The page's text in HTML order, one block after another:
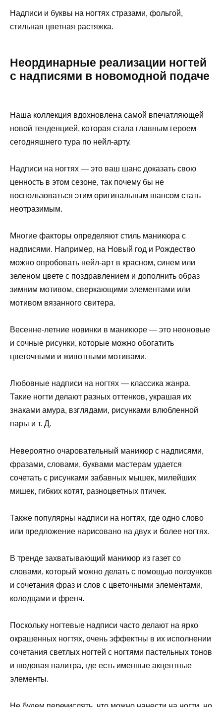
Надписи и буквы на ногтях стразами, фольгой,
стильная цветная растяжка.
Неординарные реализации ногтей
с надписями в новомодной подаче
Наша коллекция вдохновлена ​​самой впечатляющей
новой тенденцией, которая стала главным героем
сегодняшнего тура по нейл-арту.
Надписи на ногтях — это ваш шанс доказать свою
ценность в этом сезоне, так почему бы не
воспользоваться этим оригинальным шансом стать
неотразимым.
Многие факторы определяют стиль маникюра с
надписями. Например, на Новый год и Рождество
можно опробовать нейл-арт в красном, синем или
зеленом цвете с поздравлением и дополнить образ
зимним мотивом, сверкающими элементами или
мотивом вязанного свитера.
Весенне-летние новинки в маникюре — это неоновые
и сочные рисунки, которые можно обогатить
цветочными и животными мотивами.
Любовные надписи на ногтях — классика жанра.
Такие ногти делают разных оттенков, украшая их
знаками амура, взглядами, рисунками влюбленной
пары и т. Д.
Невероятно очаровательный маникюр с надписями,
фразами, словами, буквами мастерам удается
сочетать с рисунками забавных мышек, милейших
мишек, гибких котят, разноцветных птичек.
Также популярны надписи на ногтях, где одно слово
или предложение нарисовано на двух и более ногтях.
В тренде захватывающий маникюр из газет со
словами, который можно делать с помощью ползунков
и сочетания фраз и слов с цветочными элементами,
колодцами и френч.
Поскольку ногтевые надписи часто делают на ярко
окрашенных ногтях, очень эффектны в их исполнении
сочетания светлых ногтей с ногтями пастельных тонов
и нюдовая палитра, где есть именные акцентные
элементы.